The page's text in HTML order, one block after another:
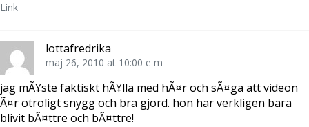
Link
lottafredrika
maj 26, 2010 at 10:00 e m
jag mÃ¥ste faktiskt hÃ¥lla med hÃ¤r och sÃ¤ga att videon
Ã¤r otroligt snygg och bra gjord. hon har verkligen bara
blivit bÃ¤ttre och bÃ¤ttre!